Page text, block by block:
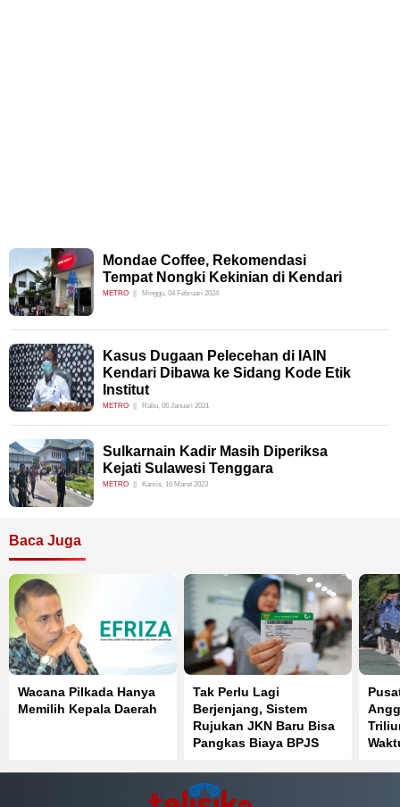
Mondae Coffee, Rekomendasi
Tempat Nongki Kekinian di Kendari
METRO Minggu, 04 Februari 2024
Kasus Dugaan Pelecehan di IAIN
Kendari Dibawa ke Sidang Kode Etik
Institut
METRO Rabu, 06 Januari 2021
Sulkarnain Kadir Masih Diperiksa
Kejati Sulawesi Tenggara
METRO Kamis, 16 Maret 2023
Baca Juga
Wacana Pilkada Hanya
Memilih Kepala Daerah
Tak Perlu Lagi
Berjenjang, Sistem
Rujukan JKN Baru Bisa
Pangkas Biaya BPJS
Persen